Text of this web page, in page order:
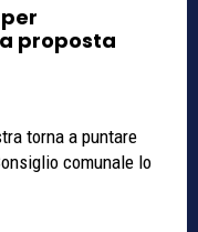
proposta
torna a puntare
comunale lo